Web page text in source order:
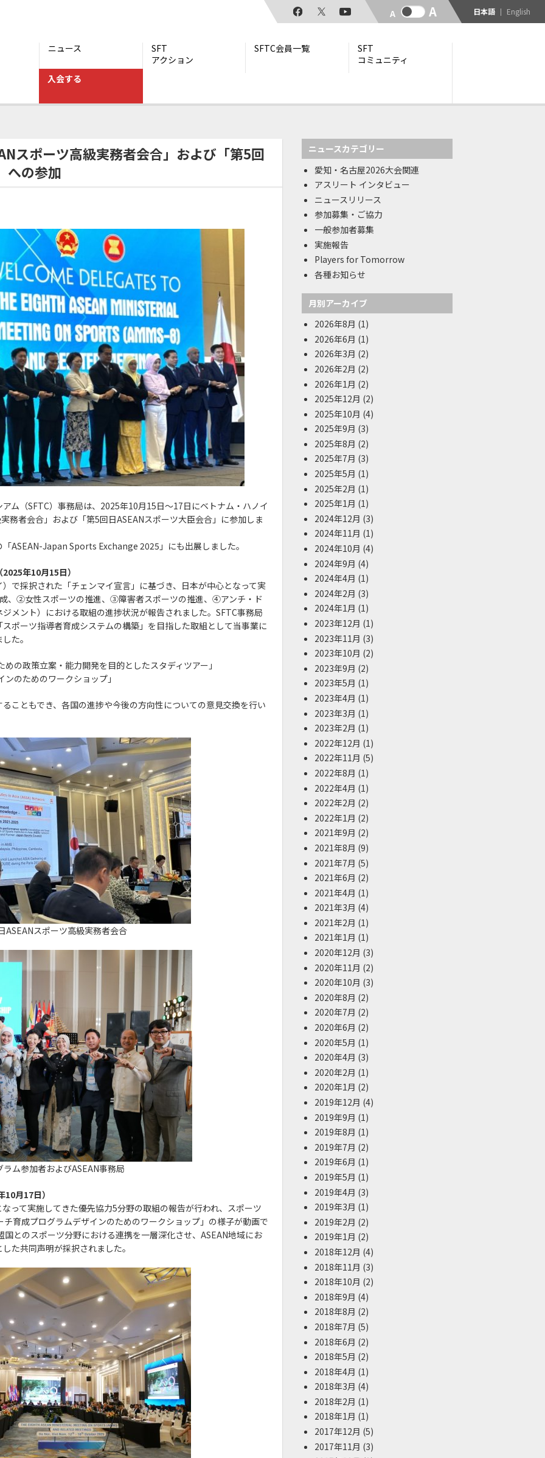
ニュース
SFT
アクション
SFTC会員一覧
SFT
コミュニティ
入会する
日本語 English
スポーツ高級実務者会合」および「第5回
への参加
ム（SFTC）事務局は、2025年10月15日～17日にベトナム・ハノイ
務者会合」および「第5回日ASEANスポーツ大臣会合」に参加しま
ASEAN-Japan Sports Exchange 2025」にも出展しました。
年10月15日）
で採択された「チェンマイ宣言」に基づき、日本が中心となって実
、②女性スポーツの推進、③障害者スポーツの推進、④アンチ・ド
メント）における取組の進捗状況が報告されました。SFTC事務局
ポーツ指導者育成システムの構築」を目指した取組として当事業に
た。
の政策立案・能力開発を目的としたスタディツアー」
のためのワークショップ」
こともでき、各国の進捗や今後の方向性についての意見交換を行い
ASEANスポーツ高級実務者会合
ラム参加者およびASEAN事務局
月17日）
って実施してきた優先協力5分野の取組の報告が行われ、スポーツ
育成プログラムデザインのためのワークショップ」の様子が動画で
国とのスポーツ分野における連携を一層深化させ、ASEAN地域にお
た共同声明が採択されました。
ニュースカテゴリー
愛知・名古屋2026大会関連
アスリート インタビュー
ニュースリリース
参加募集・ご協力
一般参加者募集
実施報告
Players for Tomorrow
各種お知らせ
月別アーカイブ
2026年8月 (1)
2026年6月 (1)
2026年3月 (2)
2026年2月 (2)
2026年1月 (2)
2025年12月 (2)
2025年10月 (4)
2025年9月 (3)
2025年8月 (2)
2025年7月 (3)
2025年5月 (1)
2025年2月 (1)
2025年1月 (1)
2024年12月 (3)
2024年11月 (1)
2024年10月 (4)
2024年9月 (4)
2024年4月 (1)
2024年2月 (3)
2024年1月 (1)
2023年12月 (1)
2023年11月 (3)
2023年10月 (2)
2023年9月 (2)
2023年5月 (1)
2023年4月 (1)
2023年3月 (1)
2023年2月 (1)
2022年12月 (1)
2022年11月 (5)
2022年8月 (1)
2022年4月 (1)
2022年2月 (2)
2022年1月 (2)
2021年9月 (2)
2021年8月 (9)
2021年7月 (5)
2021年6月 (2)
2021年4月 (1)
2021年3月 (4)
2021年2月 (1)
2021年1月 (1)
2020年12月 (3)
2020年11月 (2)
2020年10月 (3)
2020年8月 (2)
2020年7月 (2)
2020年6月 (2)
2020年5月 (1)
2020年4月 (3)
2020年2月 (1)
2020年1月 (2)
2019年12月 (4)
2019年9月 (1)
2019年8月 (1)
2019年7月 (2)
2019年6月 (1)
2019年5月 (1)
2019年4月 (3)
2019年3月 (1)
2019年2月 (2)
2019年1月 (2)
2018年12月 (4)
2018年11月 (3)
2018年10月 (2)
2018年9月 (4)
2018年8月 (2)
2018年7月 (5)
2018年6月 (2)
2018年5月 (2)
2018年4月 (1)
2018年3月 (4)
2018年2月 (1)
2018年1月 (1)
2017年12月 (5)
2017年11月 (3)